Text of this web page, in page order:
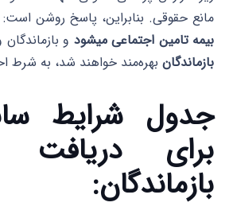
مانع حقوقی. بنابراین، پاسخ روشن است:
بیمه تامین اجتماعی میشود و
بازماندگان بهره‌مند خواهند شد، به شرط
جدول شرایط
برای دریافت
بازماندگان: